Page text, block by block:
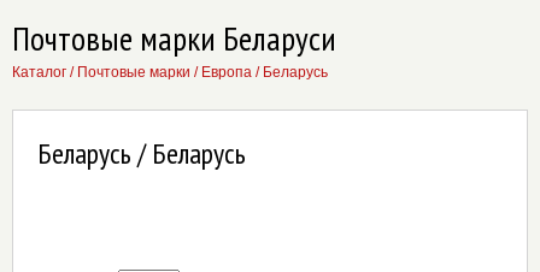
Почтовые марки Беларуси
Каталог / Почтовые марки / Европа / Беларусь
Беларусь / Беларусь